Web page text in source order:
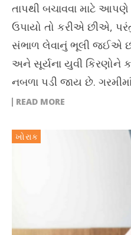
તાપથી બચાવવા માટે
ઉપાયો તો કરીએ છીએ,
સંભાળ લેવાનું ભૂલી જઈએ
અને સૂર્યના યુવી કિરણોને
નબળા પડી જાય છે.
READ MORE
ખોરાક